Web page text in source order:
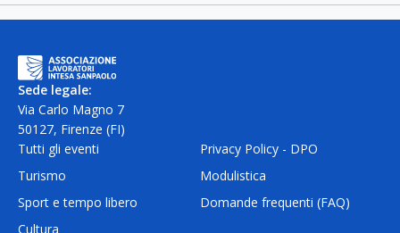
Sede legale:
Via Carlo Magno 7
50127, Firenze (FI)
Tutti gli eventi
Turismo
Sport e tempo libero
Cultura
Privacy Policy - DPO
Modulistica
Domande frequenti (FAQ)